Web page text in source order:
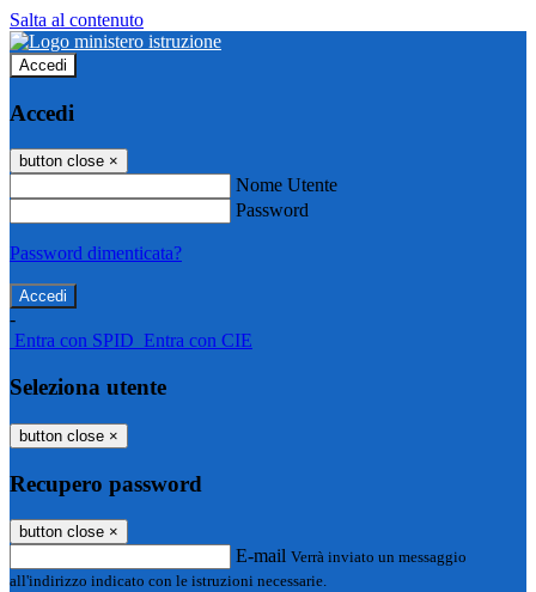
Salta al contenuto
Accedi
Accedi
button close ×
Nome Utente
Password
Password dimenticata?
-
Entra con SPID Entra con CIE
Seleziona utente
button close ×
Recupero password
button close ×
E-mail Verrà inviato un messaggio
all'indirizzo indicato con le istruzioni necessarie.